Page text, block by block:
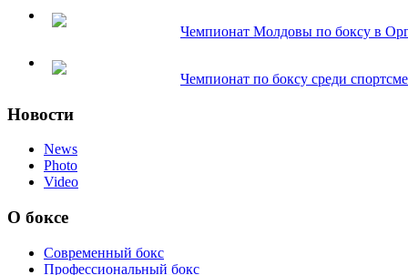
Чемпионат Молдовы по боксу в
Чемпионат по боксу среди
Новости
News
Photo
Video
О боксе
Современный бокс
Профессиональный бокс